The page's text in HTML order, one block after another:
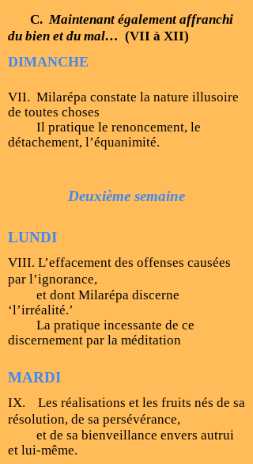
C.Maintenant également affranchi
du bien et du mal… (VII à XII)
DIMANCHE
VII. Milarépa constate la nature illusoire
de toutes choses
Il pratique le renoncement, le
détachement, l’équanimité.
Deuxième semaine
LUNDI
VIII. L’effacement des offenses causées
par l’ignorance,
et dont Milarépa discerne
‘l’irréalité.’
La pratique incessante de ce
discernement par la méditation
MARDI
IX. Les réalisations et les fruits nés de sa
résolution, de sa persévérance,
et de sa bienveillance envers autrui
et lui-même.